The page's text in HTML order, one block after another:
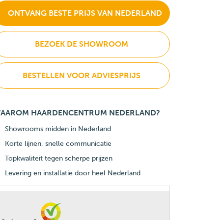
ONTVANG BESTE PRIJS VAN NEDERLAND
BEZOEK DE SHOWROOM
BESTELLEN VOOR ADVIESPRIJS
HAARDENCENTRUM NEDERLAND?
Showrooms midden in Nederland
Korte lijnen, snelle communicatie
Topkwaliteit tegen scherpe prijzen
Levering en installatie door heel Nederland